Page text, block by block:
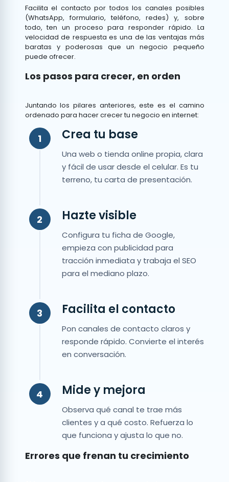
Facilita el contacto por todos los canales posibles
(WhatsApp, formulario, teléfono, redes) y, sobre
todo, ten un proceso para responder rápido. La
velocidad de respuesta es una de las ventajas más
baratas y poderosas que un negocio pequeño
puede ofrecer.
Los pasos para crecer, en orden
Juntando los pilares anteriores, este es el camino
ordenado para hacer crecer tu negocio en internet:
1 Crea tu base
Una web o tienda online propia, clara
y fácil de usar desde el celular. Es tu
terreno, tu carta de presentación.
2 Hazte visible
Configura tu ficha de Google,
empieza con publicidad para
tracción inmediata y trabaja el SEO
para el mediano plazo.
3 Facilita el contacto
Pon canales de contacto claros y
responde rápido. Convierte el interés
en conversación.
4 Mide y mejora
Observa qué canal te trae más
clientes y a qué costo. Refuerza lo
que funciona y ajusta lo que no.
Errores que frenan tu crecimiento